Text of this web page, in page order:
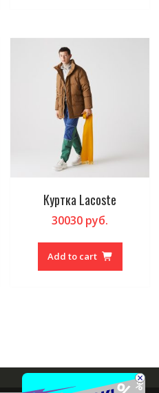
Куртка Lacoste
30030 руб.
Add to cart
×